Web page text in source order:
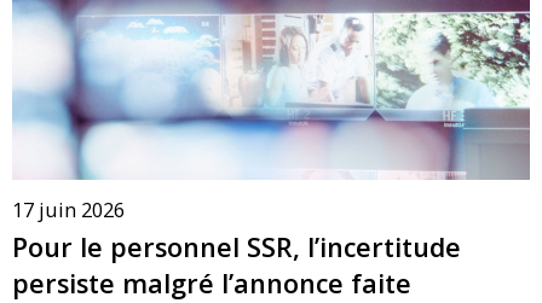
17 juin 2026
Pour le personnel SSR, l’incertitude
persiste malgré l’annonce faite